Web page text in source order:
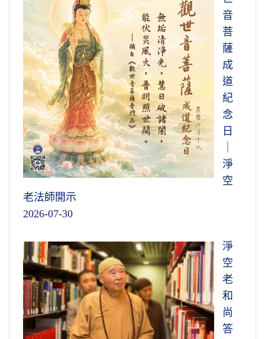
音
菩
薩
成
道
紀
念
日
淨
空
老法師開示
2026-07-30
淨
空
老
和
尚
答